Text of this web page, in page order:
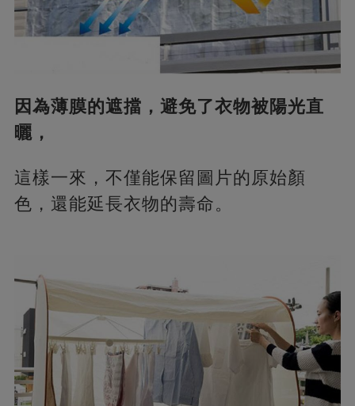
因為薄膜的遮擋，避免了衣物被陽光直
曬，
這樣一來，不僅能保留圖片的原始顏
色，還能延長衣物的壽命。